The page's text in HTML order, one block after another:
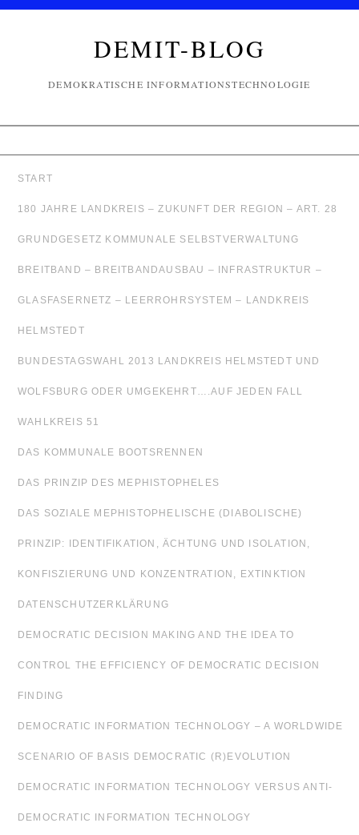
DEMIT-BLOG
DEMOKRATISCHE INFORMATIONSTECHNOLOGIE
START
180 JAHRE LANDKREIS – ZUKUNFT DER REGION – ART. 28
GRUNDGESETZ KOMMUNALE SELBSTVERWALTUNG
BREITBAND – BREITBANDAUSBAU – INFRASTRUKTUR –
GLASFASERNETZ – LEERROHRSYSTEM – LANDKREIS
HELMSTEDT
BUNDESTAGSWAHL 2013 LANDKREIS HELMSTEDT UND
WOLFSBURG ODER UMGEKEHRT….AUF JEDEN FALL
WAHLKREIS 51
DAS KOMMUNALE BOOTSRENNEN
DAS PRINZIP DES MEPHISTOPHELES
DAS SOZIALE MEPHISTOPHELISCHE (DIABOLISCHE)
PRINZIP: IDENTIFIKATION, ÄCHTUNG UND ISOLATION,
KONFISZIERUNG UND KONZENTRATION, EXTINKTION
DATENSCHUTZERKLÄRUNG
DEMOCRATIC DECISION MAKING AND THE IDEA TO
CONTROL THE EFFICIENCY OF DEMOCRATIC DECISION
FINDING
DEMOCRATIC INFORMATION TECHNOLOGY – A WORLDWIDE
SCENARIO OF BASIS DEMOCRATIC (R)EVOLUTION
DEMOCRATIC INFORMATION TECHNOLOGY VERSUS ANTI-
DEMOCRATIC INFORMATION TECHNOLOGY